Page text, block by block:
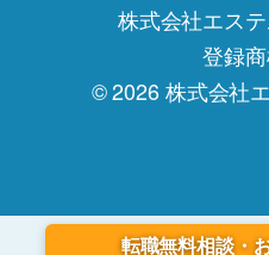
転職無料相談・
株式会社エス
登録
© 2026 株式会社